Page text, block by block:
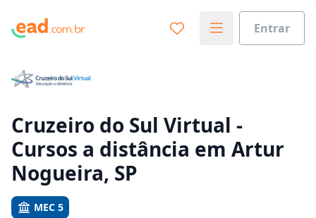
Entrar
Vamos te guiar no caminho ideal para seus estudos
Sim, já sei
Cruzeiro do Sul Virtual -
Cursos a distância em Artur
Nogueira, SP
MEC 5